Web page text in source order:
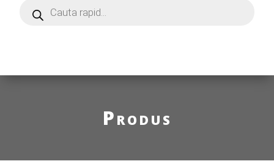
Produs